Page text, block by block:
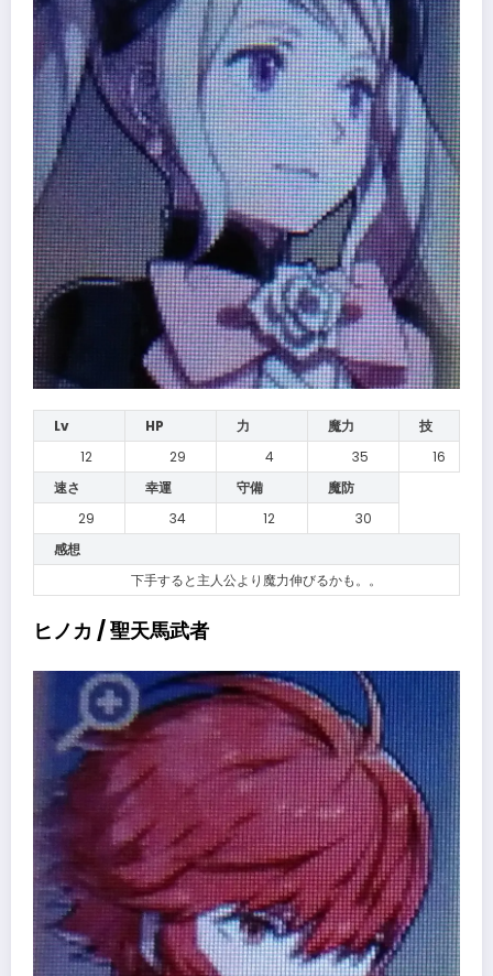
Lv HP 力 魔力
技
12
29 4 35
16
速さ
幸運 守備
魔防
29
34 12
30
感想
下手すると主人公より魔力伸びるかも。。
ヒノカ / 聖天馬武者